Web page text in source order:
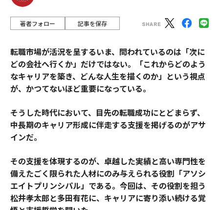
著者フォロー 記事を保存
転職市場が活況を呈するいま、問われているのは「次に
どの会社へ行くか」だけではない。「これからどのよう
なキャリアを築き、どんな人生を描くのか」という視点
が、かつてないほど重要になっている。
そうした時代において、目先の転職成功にとどまらず、
中長期のキャリア形成に伴走する支援を掲げるのがアサ
インだ。
その支援を体現するのが、卓越した実績と高い専門性を
備えたごく限られた人材にのみ与えられる役割「アソシ
エイトプリンシパル」である。今回は、その役割を担う
松井孝太郎と多田有花に、キャリアに寄り添い続ける覚